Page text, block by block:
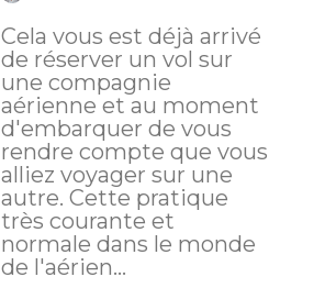
Cela vous est déjà arrivé
de réserver un vol sur
une compagnie
aérienne et au moment
d'embarquer de vous
rendre compte que vous
alliez voyager sur une
autre. Cette pratique
très courante et
normale dans le monde
de l'aérien...